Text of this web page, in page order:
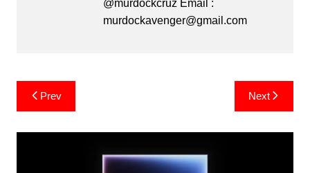
@murdockcruz Email :
murdockavenger@gmail.com
Post
navigation
Prev Next